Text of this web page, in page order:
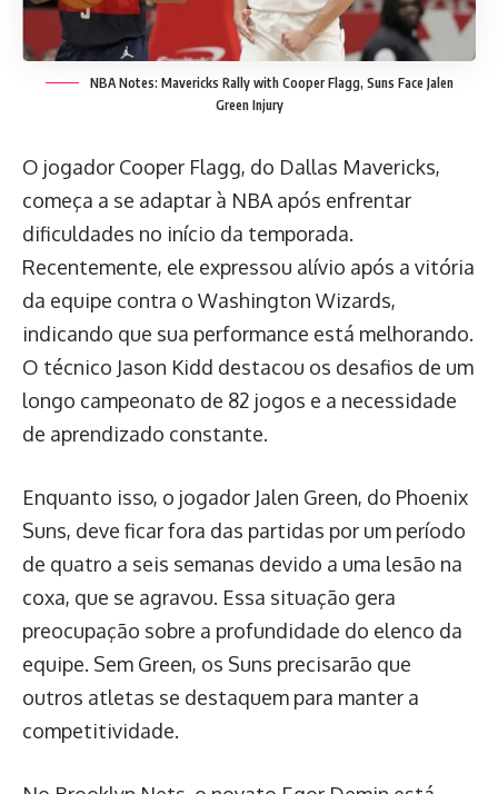
NBA Notes: Mavericks Rally with Cooper Flagg, Suns Face Jalen
Green Injury
O jogador Cooper Flagg, do Dallas Mavericks,
começa a se adaptar à NBA após enfrentar
dificuldades no início da temporada.
Recentemente, ele expressou alívio após a vitória
da equipe contra o Washington Wizards,
indicando que sua performance está melhorando.
O técnico Jason Kidd destacou os desafios de um
longo campeonato de 82 jogos e a necessidade
de aprendizado constante.
Enquanto isso, o jogador Jalen Green, do Phoenix
Suns, deve ficar fora das partidas por um período
de quatro a seis semanas devido a uma lesão na
coxa, que se agravou. Essa situação gera
preocupação sobre a profundidade do elenco da
equipe. Sem Green, os Suns precisarão que
outros atletas se destaquem para manter a
competitividade.